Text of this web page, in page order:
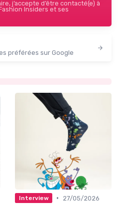
j’accepte d’être contacté(e) à
Insiders et ses
préférées sur Google
Interview •
27/05/2026